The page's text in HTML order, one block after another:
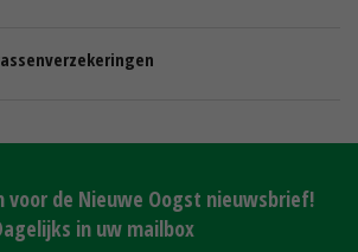
voor de Nieuwe Oogst nieuwsbrief!
in uw mailbox